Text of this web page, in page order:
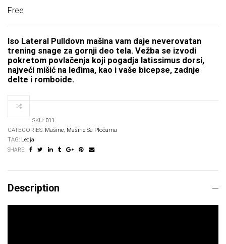
Free
Iso Lateral Pulldovn mašina vam daje neverovatan
trening snage za gornji deo tela. Vežba se izvodi
pokretom povlačenja koji pogadja latissimus dorsi,
najveći mišić na leđima, kao i vaše bicepse, zadnje
delte i romboide.
SKU: 011
CATEGORIES: Mašine, Mašine Sa Pločama
TAG: Ledja
SHARE:
Description